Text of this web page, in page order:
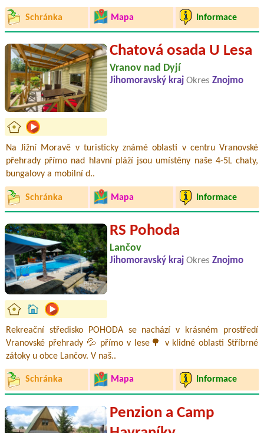
Schránka Mapa Informace
Chatová osada U Lesa
Vranov nad Dyjí
Jihomoravský kraj Okres Znojmo
Na Jižní Moravě v turisticky známé oblasti v centru Vranovské
přehrady přímo nad hlavní pláží jsou umístěny naše 4-5L chaty,
bungalovy a mobilní d..
Schránka Mapa Informace
RS Pohoda
Lančov
Jihomoravský kraj Okres Znojmo
Rekreační středisko POHODA se nachází v krásném prostředí
Vranovské přehrady 💦 přímo v lese🌳 v klidné oblasti Stříbrné
zátoky u obce Lančov. V naš..
Schránka Mapa Informace
Penzion a Camp